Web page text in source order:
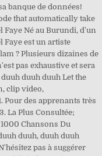
banque de données!
that automatically take
Faye Né au Burundi, d'un
Faye est un artiste
? Plusieurs dizaines de
pas exhaustive et sera
duuh duuh Let the
clip video,
Pour des apprenants très
La Plus Consultée;
Chansons Du
duuh, duuh duuh
pas à suggérer